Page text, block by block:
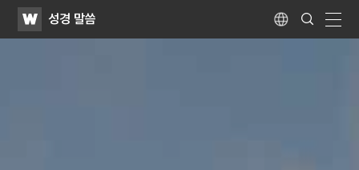
WATV성경 말씀 Language
Search
Submit